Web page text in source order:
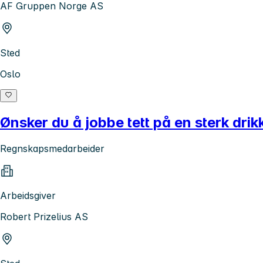
AF Gruppen Norge AS
Sted
Oslo
Ønsker du å jobbe tett på en sterk
Regnskapsmedarbeider
Arbeidsgiver
Robert Prizelius AS